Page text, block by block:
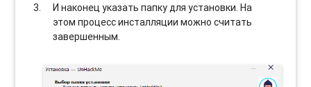
И наконец указать папку для установки. На
этом процесс инсталляции можно считать
завершенным.